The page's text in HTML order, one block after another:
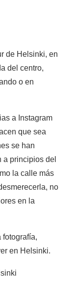
de Helsinki, en
del centro,
o en
a Instagram
que sea
se han
a principios del
la calle más
no
en la
fotografía,
en Helsinki.